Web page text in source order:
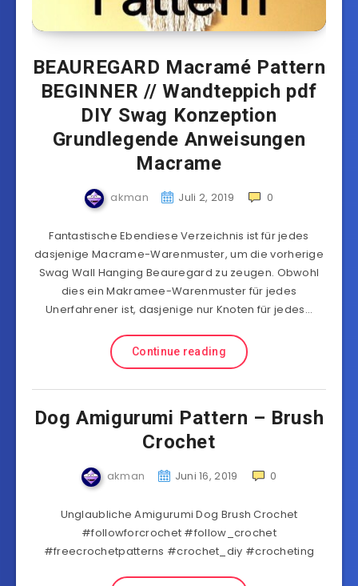
BEAUREGARD Macramé Pattern
BEGINNER // Wandteppich pdf
DIY Swag Konzeption
Grundlegende Anweisungen
Macrame
akman Juli 2, 2019 0
Fantastische Ebendiese Verzeichnis ist für jedes
dasjenige Macrame-Warenmuster, um die vorherige
Swag Wall Hanging Beauregard zu zeugen. Obwohl
dies ein Makramee-Warenmuster für jedes
Unerfahrener ist, dasjenige nur Knoten für jedes…
Continue reading
Dog Amigurumi Pattern – Brush
Crochet
akman Juni 16, 2019 0
Unglaubliche Amigurumi Dog Brush Crochet
#followforcrochet #follow_crochet
#freecrochetpatterns #crochet_diy #crocheting